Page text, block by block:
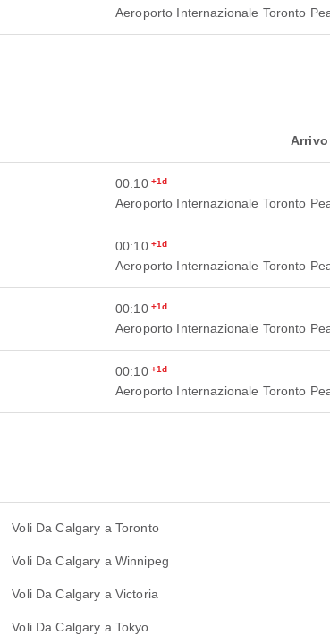
Aeroporto Internazionale Toronto
Arrivo
00:10 +1d
Aeroporto Internazionale Toronto
00:10 +1d
Aeroporto Internazionale Toronto
00:10 +1d
Aeroporto Internazionale Toronto
00:10 +1d
Aeroporto Internazionale Toronto
Voli Da Calgary a Toronto
Voli Da Calgary a Winnipeg
Voli Da Calgary a Victoria
Voli Da Calgary a Tokyo